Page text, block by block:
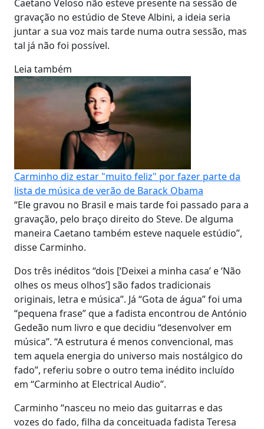
Caetano Veloso não esteve presente na sessão de
gravação no estúdio de Steve Albini, a ideia seria
juntar a sua voz mais tarde numa outra sessão, mas
tal já não foi possível.
Leia também
Carminho diz estar "muito feliz" por fazer parte da
lista de música de verão de Barack Obama
“Ele gravou no Brasil e mais tarde foi passado para a
gravação, pelo braço direito do Steve. De alguma
maneira Caetano também esteve naquele estúdio”,
disse Carminho.
Dos três inéditos “dois [‘Deixei a minha casa’ e ‘Não
olhes os meus olhos’] são fados tradicionais
originais, letra e música”. Já “Gota de água” foi uma
“pequena frase” que a fadista encontrou de António
Gedeão num livro e que decidiu “desenvolver em
música”. “A estrutura é menos convencional, mas
tem aquela energia do universo mais nostálgico do
fado”, referiu sobre o outro tema inédito incluído
em “Carminho at Electrical Audio”.
Carminho “nasceu no meio das guitarras e das
vozes do fado, filha da conceituada fadista Teresa